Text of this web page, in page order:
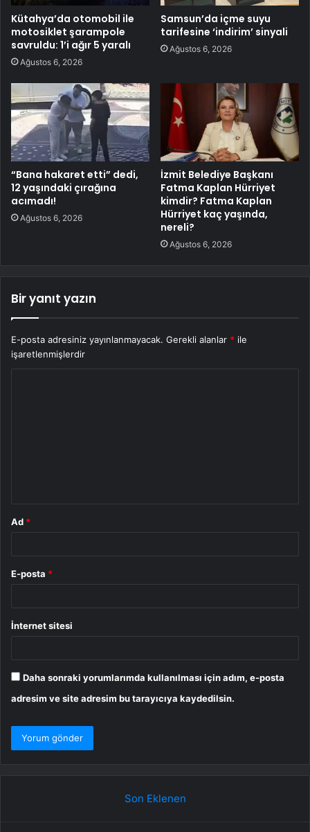
Kütahya’da otomobil ile
motosiklet şarampole
savruldu: 1’i ağır 5 yaralı
Ağustos 6, 2026
Samsun’da içme suyu
tarifesine ‘indirim’ sinyali
Ağustos 6, 2026
“Bana hakaret etti” dedi,
12 yaşındaki çırağına
acımadı!
Ağustos 6, 2026
İzmit Belediye Başkanı
Fatma Kaplan Hürriyet
kimdir? Fatma Kaplan
Hürriyet kaç yaşında,
nereli?
Ağustos 6, 2026
Bir yanıt yazın
E-posta adresiniz yayınlanmayacak. Gerekli alanlar * ile
işaretlenmişlerdir
Ad *
E-posta *
İnternet sitesi
Daha sonraki yorumlarımda kullanılması için adım, e-posta
adresim ve site adresim bu tarayıcıya kaydedilsin.
Son Eklenen